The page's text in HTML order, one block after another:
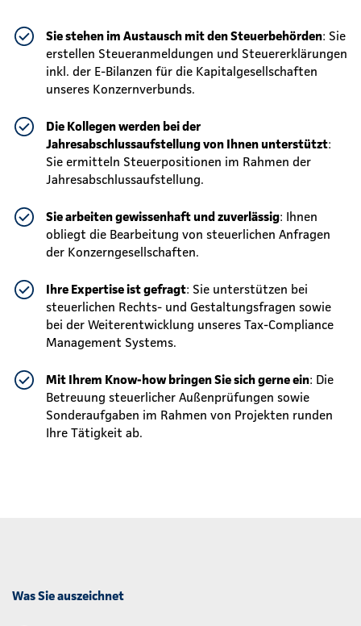
Sie stehen im Austausch mit den Steuerbehörden: Sie
erstellen Steueranmeldungen und Steuererklärungen
inkl. der E-Bilanzen für die Kapitalgesellschaften
unseres Konzernverbunds.
Die Kollegen werden bei der
Jahresabschlussaufstellung von Ihnen unterstützt:
Sie ermitteln Steuerpositionen im Rahmen der
Jahresabschlussaufstellung.
Sie arbeiten gewissenhaft und zuverlässig: Ihnen
obliegt die Bearbeitung von steuerlichen Anfragen
der Konzerngesellschaften.
Ihre Expertise ist gefragt: Sie unterstützen bei
steuerlichen Rechts- und Gestaltungsfragen sowie
bei der Weiterentwicklung unseres Tax-Compliance
Management Systems.
Mit Ihrem Know-how bringen Sie sich gerne ein: Die
Betreuung steuerlicher Außenprüfungen sowie
Sonderaufgaben im Rahmen von Projekten runden
Ihre Tätigkeit ab.
Was Sie auszeichnet